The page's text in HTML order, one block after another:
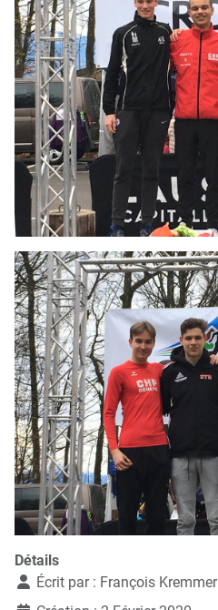
Détails
Écrit par : François Kremmer